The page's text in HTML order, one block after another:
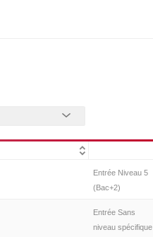
Entrée Niveau 5
(Bac+2)
Entrée Sans
niveau spécifique